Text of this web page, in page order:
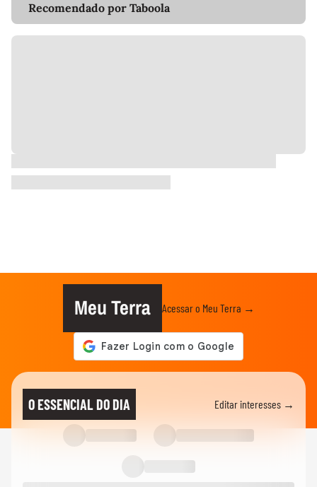
Recomendado por Taboola
Meu Terra Acessar o Meu Terra →
O ESSENCIAL DO DIA Editar interesses →